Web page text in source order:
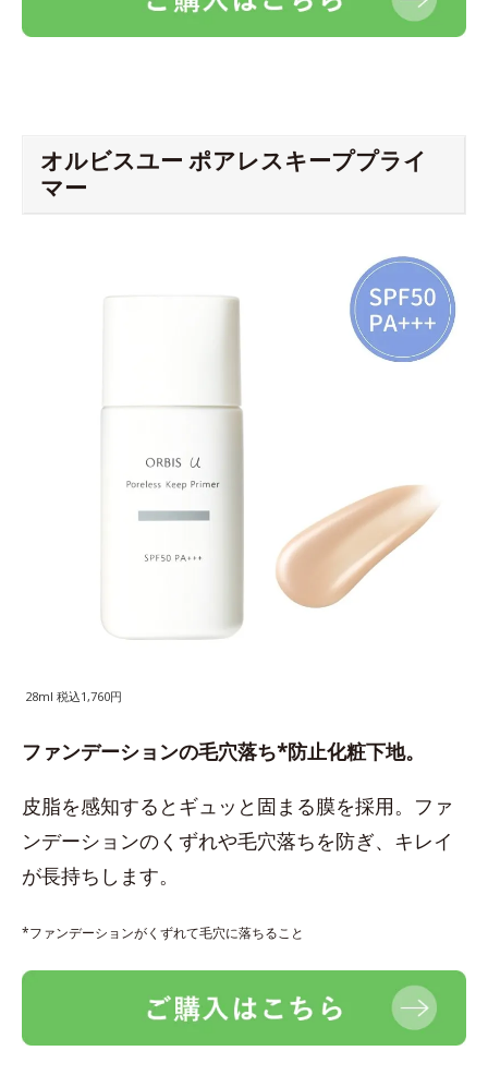
オルビスユー ポアレスキーププライ
マー
28ml 税込1,760円
ファンデーションの毛穴落ち*防止化粧下地。
皮脂を感知するとギュッと固まる膜を採用。ファ
ンデーションのくずれや毛穴落ちを防ぎ、キレイ
が長持ちします。
*ファンデーションがくずれて毛穴に落ちること